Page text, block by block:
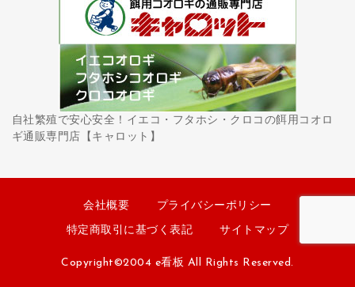
自社繁殖で安心安全！イエコ・フタホシ・クロコの餌用コオロ
ギ通販専門店【キャロット】
会社概要 プライバシーポリシー
特定商取引に基づく表記 サイトマップ
Copyright©2004 e看板 All Rights Reserved.